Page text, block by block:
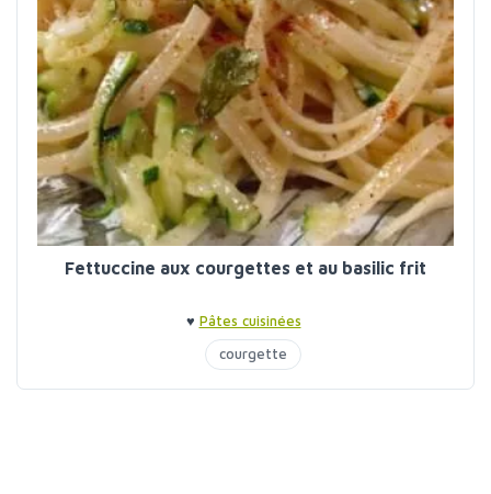
Fettuccine aux courgettes et au basilic frit
♥ Pâtes cuisinées
courgette